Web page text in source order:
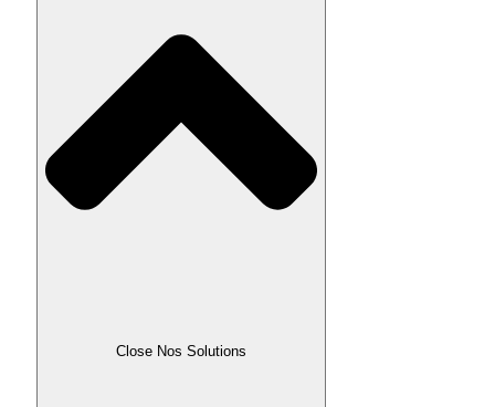
Close Nos Solutions